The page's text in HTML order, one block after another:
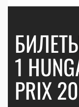
1
PRIX